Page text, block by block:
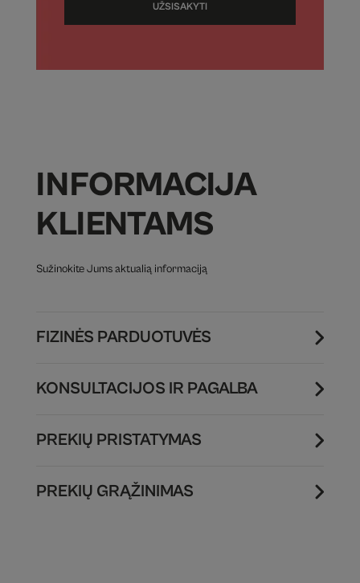
UŽSISAKYTI
INFORMACIJA
KLIENTAMS
Sužinokite Jums aktualią informaciją
FIZINĖS PARDUOTUVĖS
KONSULTACIJOS IR PAGALBA
PREKIŲ PRISTATYMAS
PREKIŲ GRĄŽINIMAS